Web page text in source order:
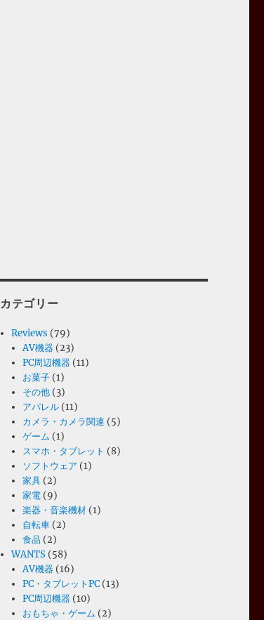
カテゴリー
Reviews (79)
AV機器 (23)
PC周辺機器 (11)
お菓子 (1)
その他 (3)
アパレル (11)
カメラ・カメラ関連 (5)
ゲーム (1)
スマホ・タブレット (8)
ソフトウェア (1)
家具 (2)
家電 (9)
楽器・音楽機材 (1)
自転車 (2)
食品 (2)
WANTS (58)
AV機器 (16)
PC・タブレットPC (13)
PC周辺機器 (10)
おもちゃ・ゲーム (2)